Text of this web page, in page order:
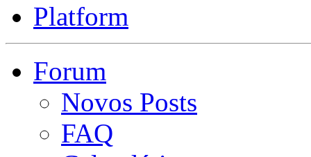
Forum
Novos Posts
FAQ